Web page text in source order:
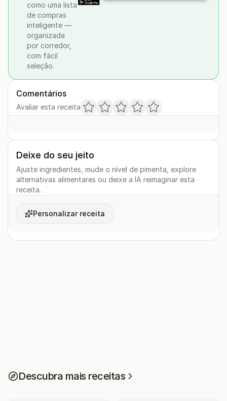
como uma lista
de compras
inteligente —
organizada
por corredor,
com fácil
seleção.
Comentários
Avaliar esta receita
Deixe do seu jeito
Ajuste ingredientes, mude o nível de pimenta, explore
alternativas alimentares ou deixe a IA reimaginar esta
receita.
Personalizar receita
Descubra mais receitas